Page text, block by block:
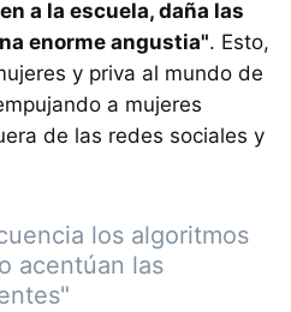
a la escuela, daña las
enorme angustia". Esto,
y priva al mundo de
a mujeres
de las redes sociales y
los algoritmos
acentúan las